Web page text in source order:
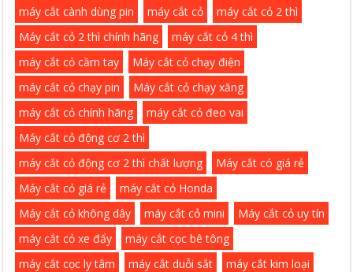
máy cắt cành dùng pin
máy cắt cỏ
máy cắt cỏ 2 thì
Máy cắt cỏ 2 thì chính hãng
máy cắt cỏ 4 thì
máy cắt cỏ cầm tay
Máy cắt cỏ chạy điện
máy cắt cỏ chạy pin
Máy cắt cỏ chạy xăng
máy cắt cỏ chính hãng
máy cắt cỏ đeo vai
Máy cắt cỏ động cơ 2 thì
máy cắt cỏ động cơ 2 thì chất lượng
Máy cắt có giá rẻ
Máy cắt cỏ giá rẻ
máy cắt cỏ Honda
Máy cắt cỏ không dây
máy cắt cỏ mini
Máy cắt cỏ uy tín
máy cắt cỏ xe đẩy
máy cắt cọc bê tông
máy cắt cọc ly tâm
máy cắt duỗi sắt
máy cắt kim loại